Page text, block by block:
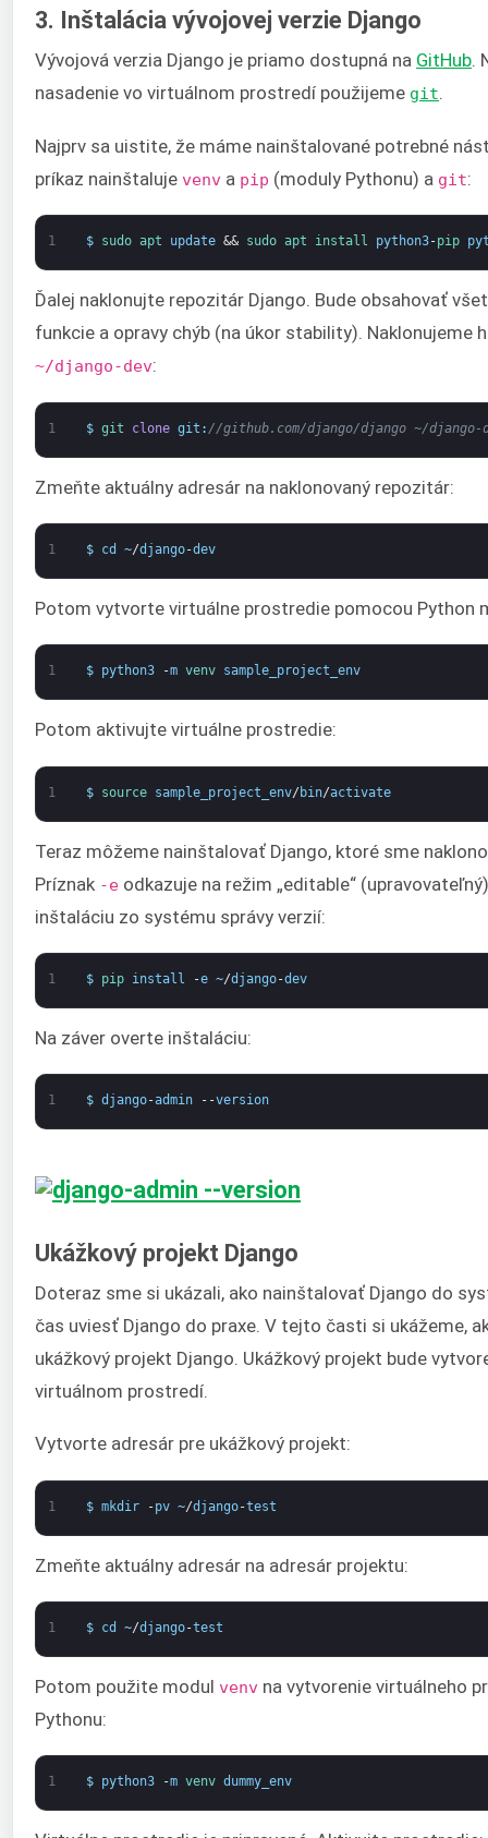
3. Inštalácia vývojovej verzie Django
Vývojová verzia Django je priamo dostupná na GitHub.
nasadenie vo virtuálnom prostredí použijeme git.
Najprv sa uistite, že máme nainštalované potrebné
príkaz nainštaluje venv a pip (moduly Pythonu) a git:
1 $ sudo apt update && sudo apt install python3-pip
Ďalej naklonujte repozitár Django. Bude obsahovať
funkcie a opravy chýb (na úkor stability). Naklonujeme
~/django-dev:
1 $ git clone git : //github.com/django/django ~/django-
Zmeňte aktuálny adresár na naklonovaný repozitár:
1 $ cd ~/django-dev
Potom vytvorte virtuálne prostredie pomocou Python
1 $ python3 -m venv sample_project_env
Potom aktivujte virtuálne prostredie:
1 $ source sample_project_env/ bin/activate
Teraz môžeme nainštalovať Django, ktoré sme
Príznak -e odkazuje na režim „editable“
inštaláciu zo systému správy verzií:
1 $ pip install -e ~/django-dev
Na záver overte inštaláciu:
1 $ django-admin --version
Ukážkový projekt Django
Doteraz sme si ukázali, ako nainštalovať Django do
čas uviesť Django do praxe. V tejto časti si ukážeme,
ukážkový projekt Django. Ukážkový projekt bude
virtuálnom prostredí.
Vytvorte adresár pre ukážkový projekt:
1 $ mkdir -pv ~/django-test
Zmeňte aktuálny adresár na adresár projektu:
1 $ cd ~/django-test
Potom použite modul venv na vytvorenie virtuálneho
Pythonu:
1 $ python3 -m venv dummy_env